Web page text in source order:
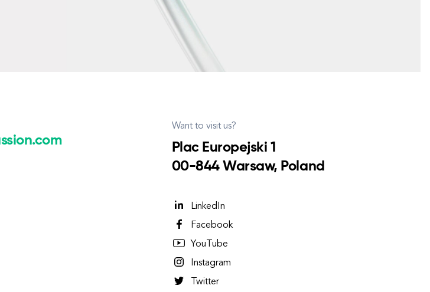
Want to visit us?
Plac Europejski 1
00-844 Warsaw, Poland
LinkedIn
Facebook
YouTube
Instagram
Twitter